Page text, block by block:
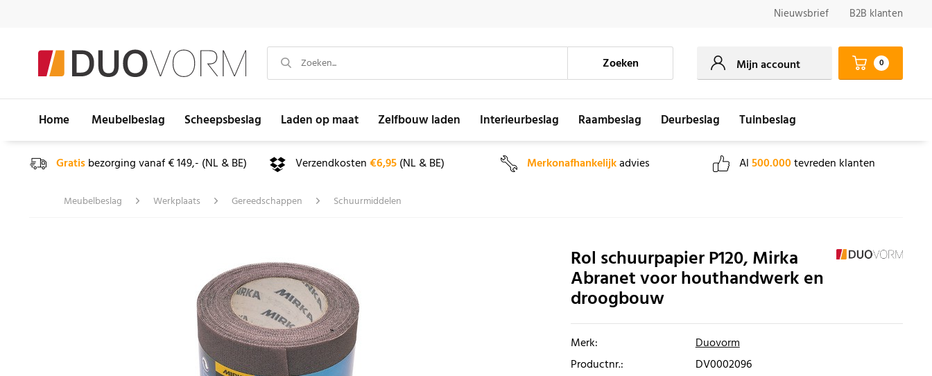
Nieuwsbrief B2B klanten
Zoeken Mijn account 0
Home Meubelbeslag Scheepsbeslag Laden op maat Zelfbouw laden Interieurbeslag Raambeslag Deurbeslag Tuinbeslag
Gratisbezorging vanaf € 149,- (NL & BE) Verzendkosten€6,95(NL & BE) Merkonafhankelijkadvies Al500.000tevreden klanten
Meubelbeslag Werkplaats Gereedschappen Schuurmiddelen
Rol schuurpapier P120, Mirka
Abranet voor houthandwerk en
droogbouw
Merk:
Duovorm
Productnr.:
DV0002096